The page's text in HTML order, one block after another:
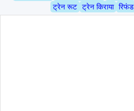
ट्रेन रूट ट्रेन किराया रिफंड